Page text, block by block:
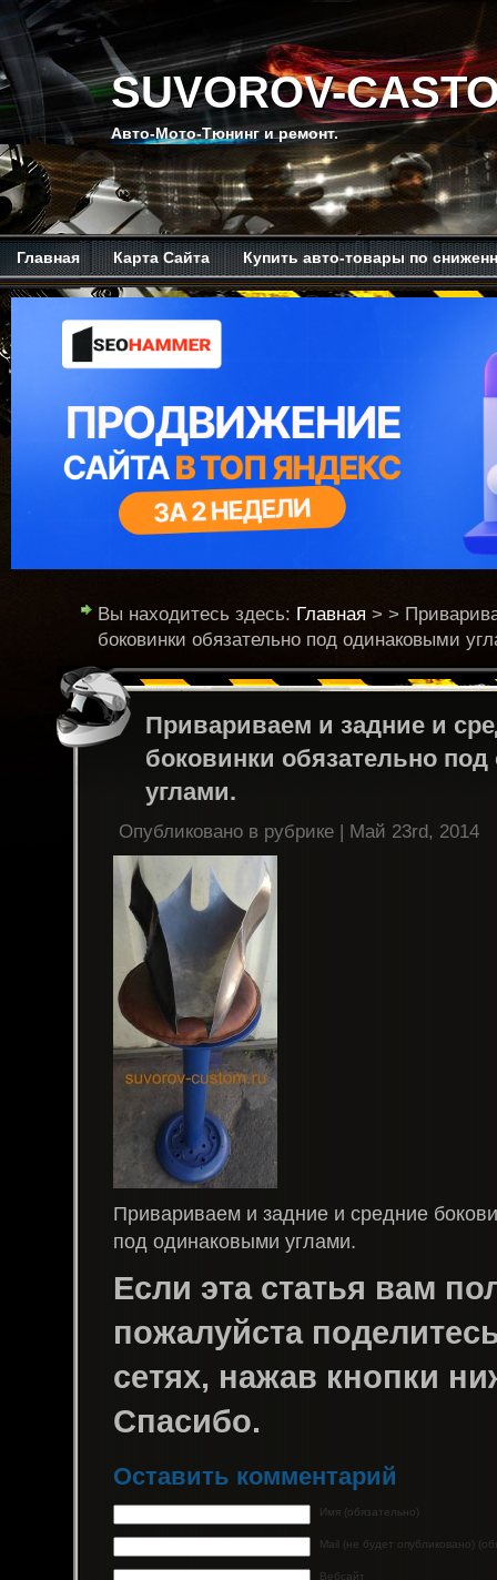
SUVOROV-
Авто-Мото-Тюнинг и ремонт.
Главная Карта Сайта
Купить авто-товары по
Мой канал на Ютубе.
Обо мне. Рекомендую изучить.
Вы находитесь здесь: Главная > >
боковинки обязательно под одинаковыми
Привариваем и задние и
боковинки обязательно
углами.
Опубликовано в рубрике | Май 23rd, 2014
Привариваем и задние и средние
под одинаковыми углами.
Если эта статья вам
пожалуйста
сетях, нажав кнопки
Спасибо.
Оставить комментарий
Имя (обязательно)
Mail (не будет опубликовано)
Вебсайт